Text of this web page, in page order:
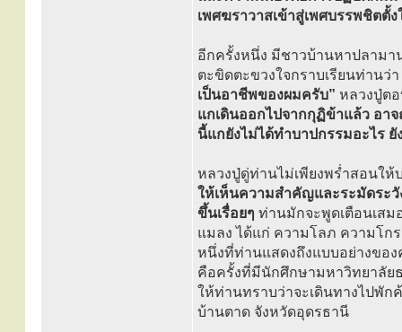
เพศฆราวาสเข้าสู่เพศบรรพชิตตั้
อีกครั้งหนึ่ง มีชาวบ้านหาปลามา
ตะขิดตะขวงใจกราบเรียนท่านว่า
เป็นอาชีพของผมครับ” หลวงปู่ต
แกเดินออกไปจากกุฏิข้าแล้ว อา
นี้แกยังไม่ได้ทำบาปกรรมอะไร
หลวงปู่ดู่ท่านไม่เพียงพร่ำสอนใ
ให้เห็นความสำคัญและระมัดระ
ขึ้นเรื่อยๆ ท่านมักจะพูดเตือนเส
แมลง ได้แก่ ความโลภ ความโ
หนึ่งที่ท่านแสดงถึงแบบอย่างขอ
คือครั้งที่มีนักศึกษามหาวิทยาลัย
ให้ท่านทราบว่าจะเดินทางไปพัก
บ้านตาด จังหวัดอุดรธานี